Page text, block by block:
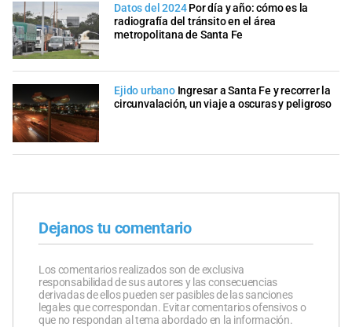
Datos del 2024 Por día y año: cómo es la
radiografía del tránsito en el área
metropolitana de Santa Fe
Ejido urbano Ingresar a Santa Fe y recorrer la
circunvalación, un viaje a oscuras y peligroso
Dejanos tu comentario
Los comentarios realizados son de exclusiva
responsabilidad de sus autores y las consecuencias
derivadas de ellos pueden ser pasibles de las sanciones
legales que correspondan. Evitar comentarios ofensivos o
que no respondan al tema abordado en la información.